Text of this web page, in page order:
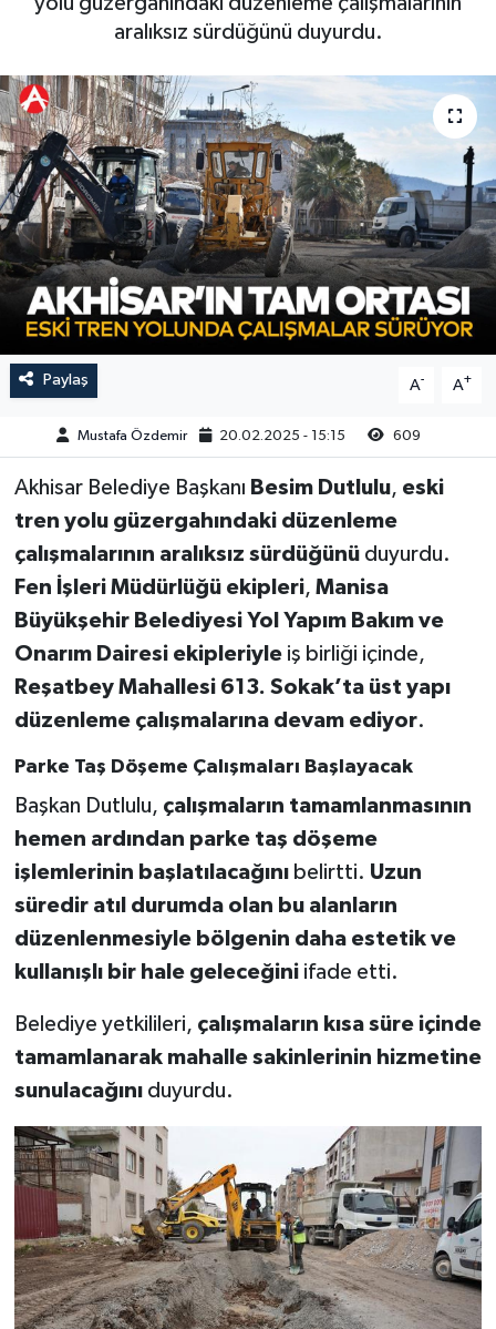
aralıksız sürdüğünü duyurdu.
Paylaş A- A+
Mustafa Özdemir 20.02.2025 - 15:15 609
Akhisar Belediye Başkanı Besim Dutlulu, eski
tren yolu güzergahındaki düzenleme
çalışmalarının aralıksız sürdüğünüduyurdu.
Fen İşleri Müdürlüğü ekipleri, Manisa
Büyükşehir Belediyesi Yol Yapım Bakım ve
Onarım Dairesi ekipleriyleiş birliği içinde,
Reşatbey Mahallesi 613. Sokak’ta üst yapı
düzenleme çalışmalarına devam ediyor.
Parke Taş Döşeme Çalışmaları Başlayacak
Başkan Dutlulu, çalışmaların tamamlanmasının
hemen ardından parke taş döşeme
işlemlerinin başlatılacağınıbelirtti. Uzun
süredir atıl durumda olan bu alanların
düzenlenmesiyle bölgenin daha estetik ve
kullanışlı bir hale geleceğiniifade etti.
Belediye yetkilileri, çalışmaların kısa süre içinde
tamamlanarak mahalle sakinlerinin hizmetine
sunulacağınıduyurdu.
Magazin
Duyurular
Teknoloji
Yerel Haber
Akhisar Emlak
Ülke
Etiketler
Duyurular
Tarım-Gıda
Sektörel
Röportaj
Dünya
Yaşam
Kadın
Teknoloji
Yerel Haber
Akhisar Emlak
Etiketler